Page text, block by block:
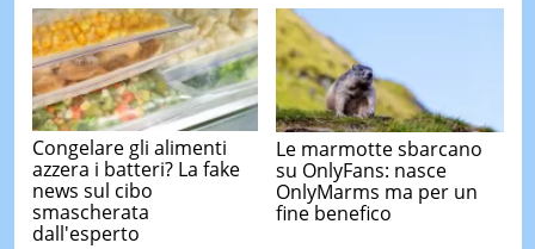
Congelare gli alimenti
azzera i batteri? La fake
news sul cibo
smascherata
dall'esperto
Le marmotte sbarcano
su OnlyFans: nasce
OnlyMarms ma per un
fine benefico